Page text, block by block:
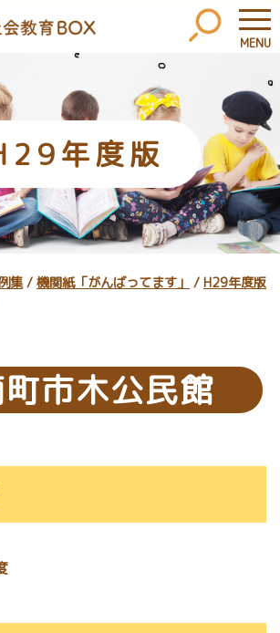
MENU
年度版
集/ 機関紙「がんばってます」 / H29年度版
市木公民館